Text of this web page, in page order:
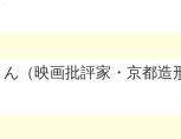
（映画批評家・京都造